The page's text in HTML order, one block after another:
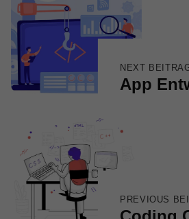
Beitragsnavigation
PREVIOUS
NEXT
App